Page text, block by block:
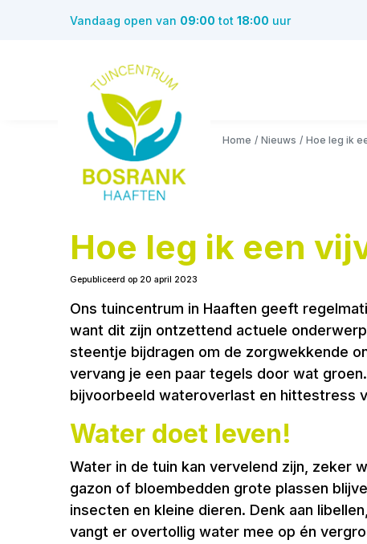
Home Nieuws Hoe leg ik
Vandaag open van 09:00 tot 18:00 uur
Hoe leg ik een
Gepubliceerd op 20 april 2023
Ons tuincentrum in Haaften geeft
want dit zijn ontzettend actuele
steentje bijdragen om de zorgwekkende
vervang je een paar tegels door wat
bijvoorbeeld wateroverlast en hittestress
Water doet leven!
Water in de tuin kan vervelend zijn, zeker
gazon of bloembedden grote plassen
insecten en kleine dieren. Denk aan
vangt er overtollig water mee op én